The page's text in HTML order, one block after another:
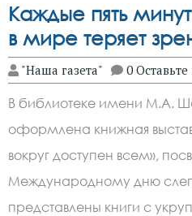
Каждые пять
в мире теряет
"Наша газета" 0
В библиотеке имени М.А.
оформлена книжная
вокруг доступен всем»,
Международному дню
представлены книги с